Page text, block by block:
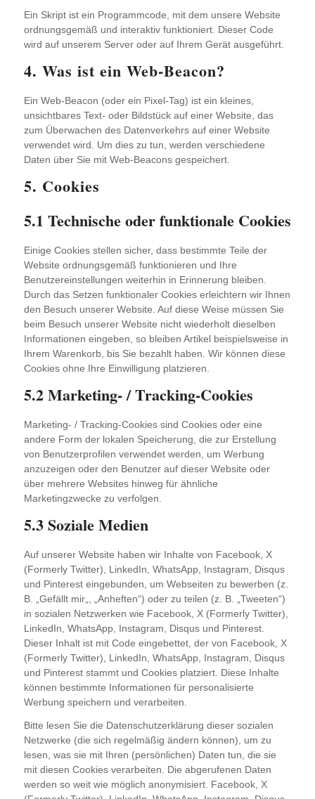
Ein Skript ist ein Programmcode, mit dem unsere Website
ordnungsgemäß und interaktiv funktioniert. Dieser Code
wird auf unserem Server oder auf Ihrem Gerät ausgeführt.
4. Was ist ein Web-Beacon?
Ein Web-Beacon (oder ein Pixel-Tag) ist ein kleines,
unsichtbares Text- oder Bildstück auf einer Website, das
zum Überwachen des Datenverkehrs auf einer Website
verwendet wird. Um dies zu tun, werden verschiedene
Daten über Sie mit Web-Beacons gespeichert.
5. Cookies
5.1 Technische oder funktionale Cookies
Einige Cookies stellen sicher, dass bestimmte Teile der
Website ordnungsgemäß funktionieren und Ihre
Benutzereinstellungen weiterhin in Erinnerung bleiben.
Durch das Setzen funktionaler Cookies erleichtern wir Ihnen
den Besuch unserer Website. Auf diese Weise müssen Sie
beim Besuch unserer Website nicht wiederholt dieselben
Informationen eingeben, so bleiben Artikel beispielsweise in
Ihrem Warenkorb, bis Sie bezahlt haben. Wir können diese
Cookies ohne Ihre Einwilligung platzieren.
5.2 Marketing- / Tracking-Cookies
Marketing- / Tracking-Cookies sind Cookies oder eine
andere Form der lokalen Speicherung, die zur Erstellung
von Benutzerprofilen verwendet werden, um Werbung
anzuzeigen oder den Benutzer auf dieser Website oder
über mehrere Websites hinweg für ähnliche
Marketingzwecke zu verfolgen.
5.3 Soziale Medien
Auf unserer Website haben wir Inhalte von Facebook, X
(Formerly Twitter), LinkedIn, WhatsApp, Instagram, Disqus
und Pinterest eingebunden, um Webseiten zu bewerben (z.
B. „Gefällt mir„, „Anheften“) oder zu teilen (z. B. „Tweeten“)
in sozialen Netzwerken wie Facebook, X (Formerly Twitter),
LinkedIn, WhatsApp, Instagram, Disqus und Pinterest.
Dieser Inhalt ist mit Code eingebettet, der von Facebook, X
(Formerly Twitter), LinkedIn, WhatsApp, Instagram, Disqus
und Pinterest stammt und Cookies platziert. Diese Inhalte
können bestimmte Informationen für personalisierte
Werbung speichern und verarbeiten.
Bitte lesen Sie die Datenschutzerklärung dieser sozialen
Netzwerke (die sich regelmäßig ändern können), um zu
lesen, was sie mit Ihren (persönlichen) Daten tun, die sie
mit diesen Cookies verarbeiten. Die abgerufenen Daten
werden so weit wie möglich anonymisiert. Facebook, X